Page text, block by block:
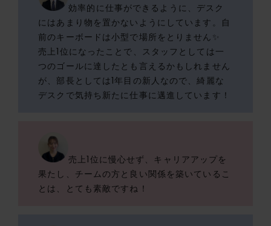
効率的に仕事ができるように、デスク
にはあまり物を置かないようにしています。自
前のキーボードは小型で場所をとりません✨
売上1位になったことで、スタッフとしては一
つのゴールに達したとも言えるかもしれません
が、部長としては1年目の新人なので、綺麗な
デスクで気持ち新たに仕事に邁進しています！
売上1位に慢心せず、キャリアアップを
果たし、チームの方と良い関係を築いているこ
とは、とても素敵ですね！